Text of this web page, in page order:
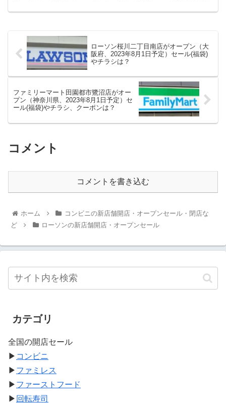
ローソン桜川二丁目南店がオープン（大
阪府、2023年8月1日予定）セール(福袋)
やチラシは？
ファミリーマート田園都市鷺沼店がオー
プン（神奈川県、2023年8月1日予定）セ
ール(福袋)やチラシ、クーポンは？
コメント
コメントを書き込む
ホーム
コンビニの新店舗開店・オープンセール・閉店な
ど
ローソンの新店舗開店・オープンセール
カテゴリ
全国の開店セール
▶ コンビニ
▶ ファミレス
▶ ファーストフード
▶ 回転寿司